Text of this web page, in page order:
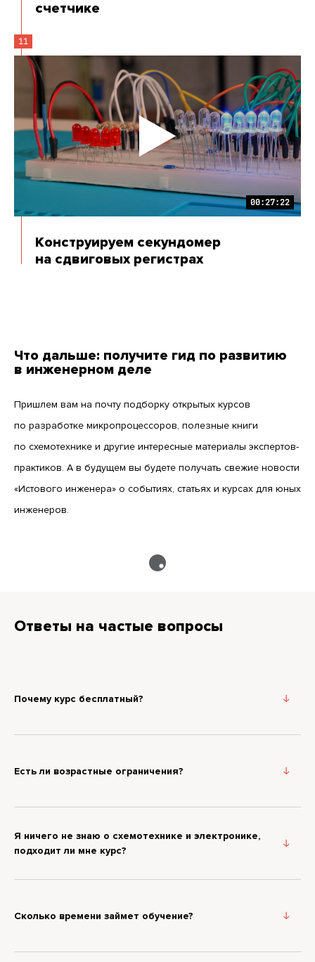
счетчике
11
00:27:22
Конструируем секундомер
на сдвиговых регистрах
Что дальше: получите гид по развитию
в инженерном деле
Пришлем вам на почту подборку открытых курсов
по разработке микропроцессоров, полезные книги
по схемотехнике и другие интересные материалы экспертов-
практиков. А в будущем вы будете получать свежие новости
«Истового инженера» о событиях, статьях и курсах для юных
инженеров.
Ответы на частые вопросы
Почему курс бесплатный?
Есть ли возрастные ограничения?
Я ничего не знаю о схемотехнике и электронике,
подходит ли мне курс?
Сколько времени займет обучение?